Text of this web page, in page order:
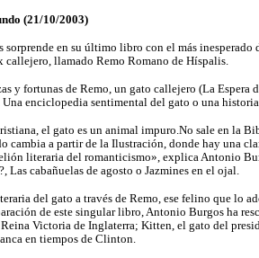
(21/10/2003)
en su último libro con el más inesperado
callejero, llamado Remo Romano de Híspalis.
y fortunas de Remo, un gato callejero (La Espera
enciclopedia sentimental del gato o una
el gato es un animal impuro.No sale en la
cambia a partir de la Ilustración, donde hay una
literaria del romanticismo», explica Antonio
Las cabañuelas de agosto o Jazmines en el ojal.
del gato a través de Remo, ese felino que lo
de este singular libro, Antonio Burgos ha
Reina Victoria de Inglaterra; Kitten, el gato del
en tiempos de Clinton.